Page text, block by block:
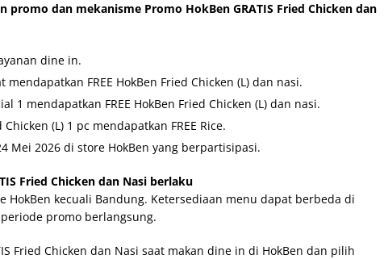
promo dan mekanisme Promo HokBen GRATIS Fried Chicken dan
dine in.
mendapatkan FREE HokBen Fried Chicken (L) dan nasi.
1 mendapatkan FREE HokBen Fried Chicken (L) dan nasi.
(L) 1 pc mendapatkan FREE Rice.
Mei 2026 di store HokBen yang berpartisipasi.
Fried Chicken dan Nasi berlaku
HokBen kecuali Bandung. Ketersediaan menu dapat berbeda di
promo berlangsung.
Fried Chicken dan Nasi saat makan dine in di HokBen dan pilih